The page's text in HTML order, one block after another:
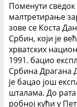
Поменути сведок
малтретирање
зове се Коста
Србин, који је
хрватских
1991. бацио
Србина Драгана
је бацао још
шталама. До
робној кући у